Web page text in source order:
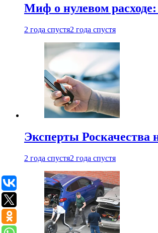
Миф о нулевом
2 года спустя2 года спустя
Эксперты Роскачества
2 года спустя2 года спустя